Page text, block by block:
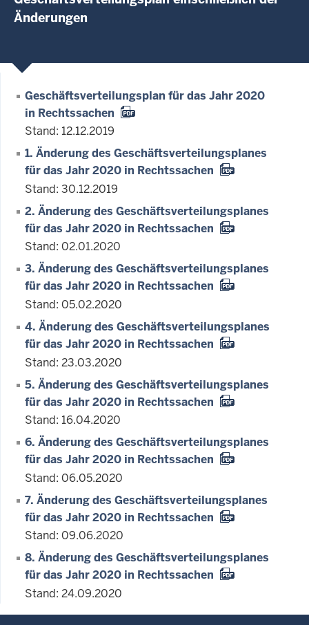
Änderungen
Geschäftsverteilungsplan für das Jahr 2020
in Rechtssachen
Stand: 12.12.2019
1. Änderung des Geschäftsverteilungsplanes
für das Jahr 2020 in Rechtssachen
Stand: 30.12.2019
2. Änderung des Geschäftsverteilungsplanes
für das Jahr 2020 in Rechtssachen
Stand: 02.01.2020
3. Änderung des Geschäftsverteilungsplanes
für das Jahr 2020 in Rechtssachen
Stand: 05.02.2020
4. Änderung des Geschäftsverteilungsplanes
für das Jahr 2020 in Rechtssachen
Stand: 23.03.2020
5. Änderung des Geschäftsverteilungsplanes
für das Jahr 2020 in Rechtssachen
Stand: 16.04.2020
6. Änderung des Geschäftsverteilungsplanes
für das Jahr 2020 in Rechtssachen
Stand: 06.05.2020
7. Änderung des Geschäftsverteilungsplanes
für das Jahr 2020 in Rechtssachen
Stand: 09.06.2020
8. Änderung des Geschäftsverteilungsplanes
für das Jahr 2020 in Rechtssachen
Stand: 24.09.2020